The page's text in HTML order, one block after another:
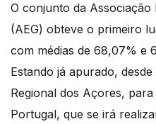
O conjunto da Associação
(AEG) obteve o primeiro
com médias de 68,07% e
Estando já apurado,
Regional dos Açores,
Portugal, que se irá